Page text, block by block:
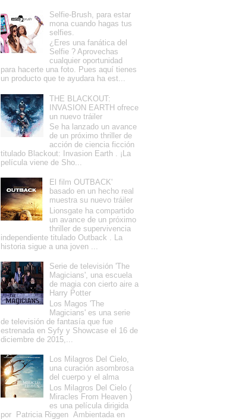
Selfie-Brush, para estar
mona cuando hagas tus
selfies.
¿Eres una fanática del
Selfie ? Aprovechas
cualquier oportunidad
para hacerte una foto. Pues aquí tienes
un producto que te ayudara ha est...
THE BLACKOUT:
INVASION EARTH ofrece
un nuevo tráiler
Se ha lanzado un avance
de un próximo thriller de
acción de ciencia ficción
titulado Blackout: Invasion Earth . ¡La
película viene de Sho...
El film OUTBACK'
basado en un hecho real
muestra su nuevo tráiler
Lionsgate ha compartido
un avance de un próximo
thriller de supervivencia
independiente titulado Outback . La
historia sigue a una joven ...
Serie de televisión 'The
Magicians', una escuela
de magia con cierto aire a
Harry Potter
Los Magos 'The
Magicians' es una serie
de televisión de fantasía que fue
estrenada en Syfy y Showcase el 16 de
diciembre de 2015,...
Los Milagros Del Cielo,
una curación asombrosa
del cuerpo y el alma
Los Milagros Del Cielo (
Miracles From Heaven )
es una película dirigida
por Patricia Riggen Ambientada en